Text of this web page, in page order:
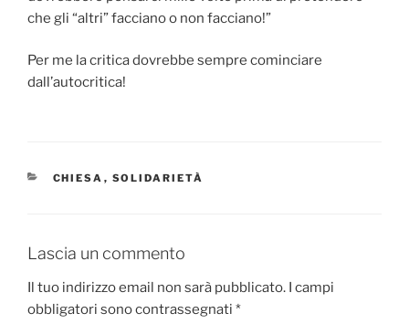
che gli “altri” facciano o non facciano!”
Per me la critica dovrebbe sempre cominciare
dall’autocritica!
CATEGORIE
CHIESA , SOLIDARIETÀ
Lascia un commento
Il tuo indirizzo email non sarà pubblicato. I campi
obbligatori sono contrassegnati *